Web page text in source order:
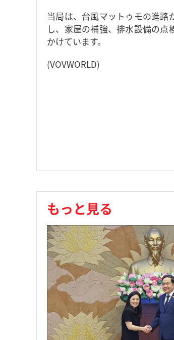
当局は、台風マットゥモの進
し、家屋の補強、排水設備の
かけています。
(VOVWORLD)
もっと見る